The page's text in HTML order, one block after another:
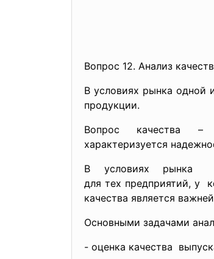
Вопрос 12. Анализ
В условиях рынка одной
продукции.
Вопрос качества –
характеризуется
В условиях рынка
для тех предприятий, у
качества является
Основными задачами
- оценка качества